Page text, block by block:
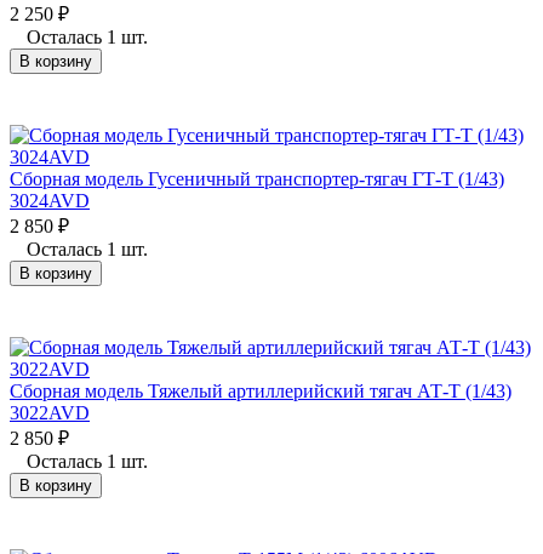
2 250 ₽
Осталась 1 шт.
В корзину
Сборная модель Гусеничный транспортер-тягач ГТ-Т (1/43)
3024AVD
2 850 ₽
Осталась 1 шт.
В корзину
Сборная модель Тяжелый артиллерийский тягач АТ-Т (1/43)
3022AVD
2 850 ₽
Осталась 1 шт.
В корзину